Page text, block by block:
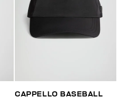
CAPPELLO BASEBALL